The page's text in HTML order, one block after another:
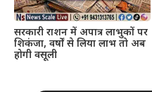
सरकारी राशन में अपात्र लाभुकों पर
शिकंजा, वर्षों से लिया लाभ तो अब
होगी वसूली